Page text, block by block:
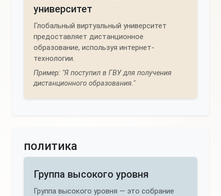
университет
Глобальный виртуальный университет
предоставляет дистанционное
образование, используя интернет-
технологии.
Пример: "Я поступил в ГВУ для получения
дистанционного образования."
политика
Группа высокого уровня
Группа высокого уровня — это собрание